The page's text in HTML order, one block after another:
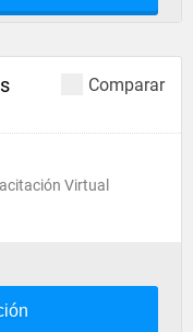
Comparar
Virtual